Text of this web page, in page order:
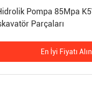
Parçaları
En İyi Fiyatı Alın